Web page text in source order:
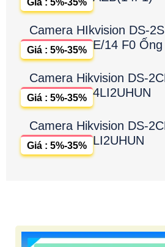
Giá : 5%-35%
Camera HIkvision DS-
E/14 F0
Giá : 5%-35%
Camera Hikvision DS-
4LI2UHUN
Giá : 5%-35%
Camera Hikvision DS-
LI2UHUN
Giá : 5%-35%